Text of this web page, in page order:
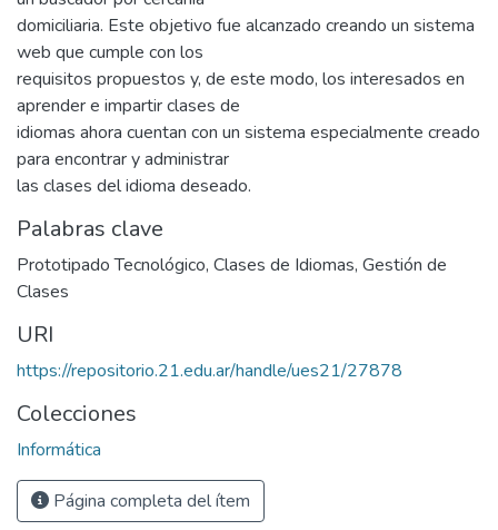
domiciliaria. Este objetivo fue alcanzado creando un sistema
web que cumple con los
requisitos propuestos y, de este modo, los interesados en
aprender e impartir clases de
idiomas ahora cuentan con un sistema especialmente creado
para encontrar y administrar
las clases del idioma deseado.
Palabras clave
Prototipado Tecnológico, Clases de Idiomas, Gestión de
Clases
URI
https://repositorio.21.edu.ar/handle/ues21/27878
Colecciones
Informática
Página completa del ítem